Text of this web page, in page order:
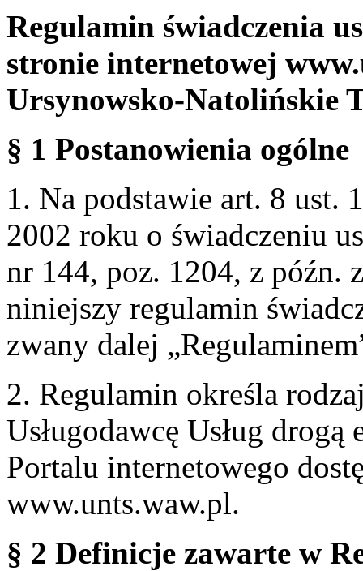
Regulamin świadczenia
stronie internetowej
Ursynowsko-Natolińskie
§ 1 Postanowienia ogólne
1. Na podstawie art. 8 ust.
2002 roku o świadczeniu
nr 144, poz. 1204, z późn.
niniejszy regulamin
zwany dalej
2. Regulamin określa
Usługodawcę Usług
Portalu internetowego
www.unts.waw.pl.
§ 2 Definicje zawarte w